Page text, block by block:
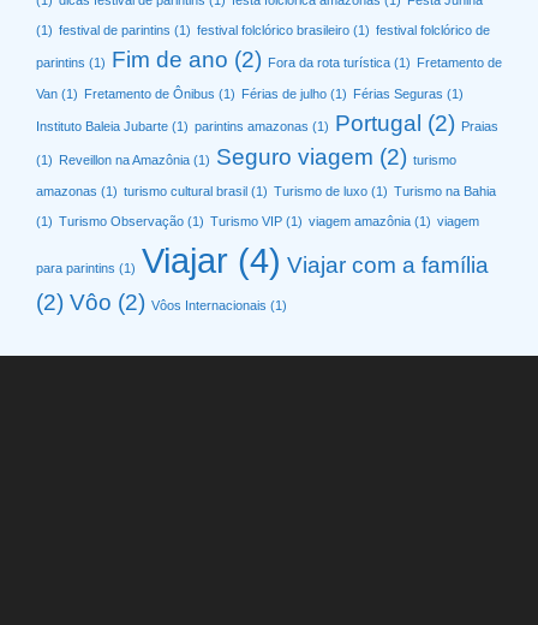
(1) festival de parintins (1) festival folclórico brasileiro (1) festival folclórico de
parintins (1) Fim de ano (2) Fora da rota turística (1) Fretamento de
Van (1) Fretamento de Ônibus (1) Férias de julho (1) Férias Seguras (1)
Instituto Baleia Jubarte (1) parintins amazonas (1) Portugal (2) Praias
(1) Reveillon na Amazônia (1) Seguro viagem (2) turismo
amazonas (1) turismo cultural brasil (1) Turismo de luxo (1) Turismo na Bahia
(1) Turismo Observação (1) Turismo VIP (1) viagem amazônia (1) viagem
para parintins (1) Viajar (4) Viajar com a família
(2) Vôo (2) Vôos Internacionais (1)